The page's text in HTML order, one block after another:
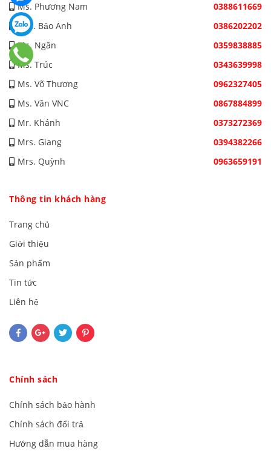
Ms. Phương Nam
0388611669
Mrs. Bảo Anh
0386202202
Ms. Ngân
0359838885
Ms. Trúc
0343639998
Ms. Võ Thương
0962327405
Ms. Vân VNC
0867884899
Mr. Khánh
0373272369
Mrs. Giang
0394382266
Mrs. Quỳnh
0963659191
Thông tin khách hàng
Trang chủ
Giới thiệu
Sản phẩm
Tin tức
Liên hệ
Chính sách
Chính sách bảo hành
Chính sách đổi trả
Hướng dẫn mua hàng